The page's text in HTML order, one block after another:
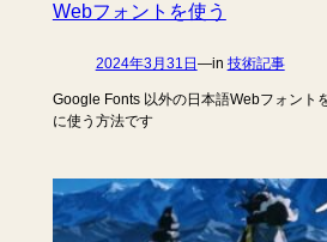
Webフォントを使う
2024年3月31日 —in 技術記事
Google Fonts 以外の日本語Webフォント
に使う方法です